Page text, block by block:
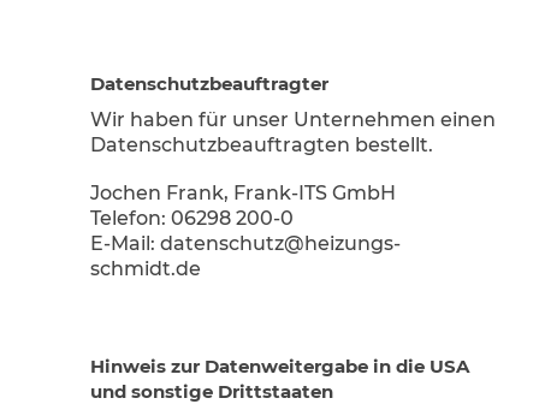
Datenschutz­beauftragter
Wir haben für unser Unternehmen einen
Datenschutzbeauftragten bestellt.
Jochen Frank, Frank-ITS GmbH
Telefon: 06298 200-0
E-Mail: datenschutz@heizungs-
schmidt.de
Hinweis zur Datenweitergabe in die USA
und sonstige Drittstaaten